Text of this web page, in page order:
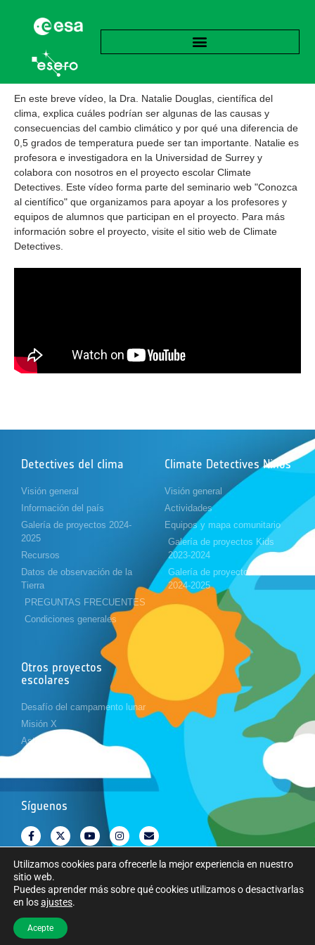
En este breve vídeo, la Dra. Natalie Douglas, científica del
clima, explica cuáles podrían ser algunas de las causas y
consecuencias del cambio climático y por qué una diferencia de
0,5 grados de temperatura puede ser tan importante. Natalie es
profesora e investigadora en la Universidad de Surrey y
colabora con nosotros en el proyecto escolar Climate
Detectives. Este vídeo forma parte del seminario web "Conozca
al científico" que organizamos para apoyar a los profesores y
equipos de alumnos que participan en el proyecto. Para más
información sobre el proyecto, visite el sitio web de Climate
Detectives.
Detectives del clima
Visión general
Información del país
Galería de proyectos 2024-
2025
Recursos
Datos de observación de la
Tierra
PREGUNTAS FRECUENTES
Condiciones generales
Climate Detectives Niños
Visión general
Actividades
Equipos y mapa comunitario
Galería de proyectos Kids
2023-2024
Galería de proyectos Kids
2024-2025
Otros proyectos
escolares
Desafío del campamento lunar
Misión X
Astropi
Síguenos
Copyright © Agencia Espacial Europea. Todos los derechos reservados.
Utilizamos cookies para ofrecerle la mejor experiencia en nuestro
sitio web.
Puedes aprender más sobre qué cookies utilizamos o desactivarlas
en losajustes.
Acepte